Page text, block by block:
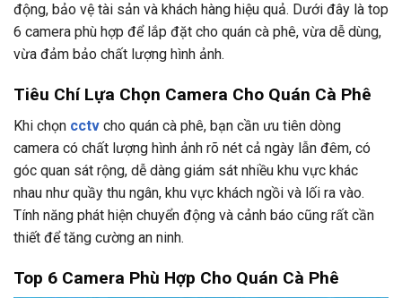
động, bảo vệ tài sản và khách hàng hiệu quả. Dưới đây là top
6 camera phù hợp để lắp đặt cho quán cà phê, vừa dễ dùng,
vừa đảm bảo chất lượng hình ảnh.
Tiêu Chí Lựa Chọn Camera Cho Quán Cà Phê
Khi chọn cctv cho quán cà phê, bạn cần ưu tiên dòng
camera có chất lượng hình ảnh rõ nét cả ngày lẫn đêm, có
góc quan sát rộng, dễ dàng giám sát nhiều khu vực khác
nhau như quầy thu ngân, khu vực khách ngồi và lối ra vào.
Tính năng phát hiện chuyển động và cảnh báo cũng rất cần
thiết để tăng cường an ninh.
Top 6 Camera Phù Hợp Cho Quán Cà Phê